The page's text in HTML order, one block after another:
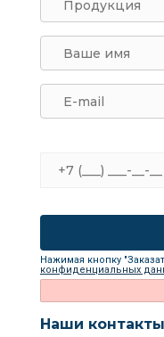
Нажимая кнопку
конфиденциальных
Наши контакты